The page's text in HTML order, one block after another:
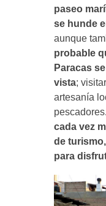
paseo
se hunde
aunque
probable
Paracas
vista;
artesanía
cada vez
de
para